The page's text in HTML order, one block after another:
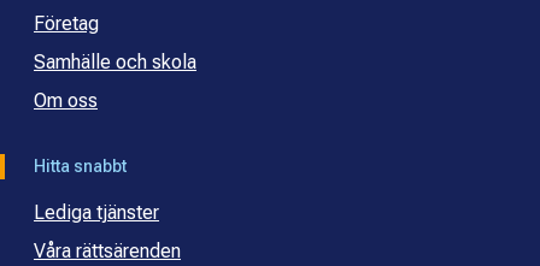
Företag
Samhälle och skola
Om oss
Hitta snabbt
Lediga tjänster
Våra rättsärenden